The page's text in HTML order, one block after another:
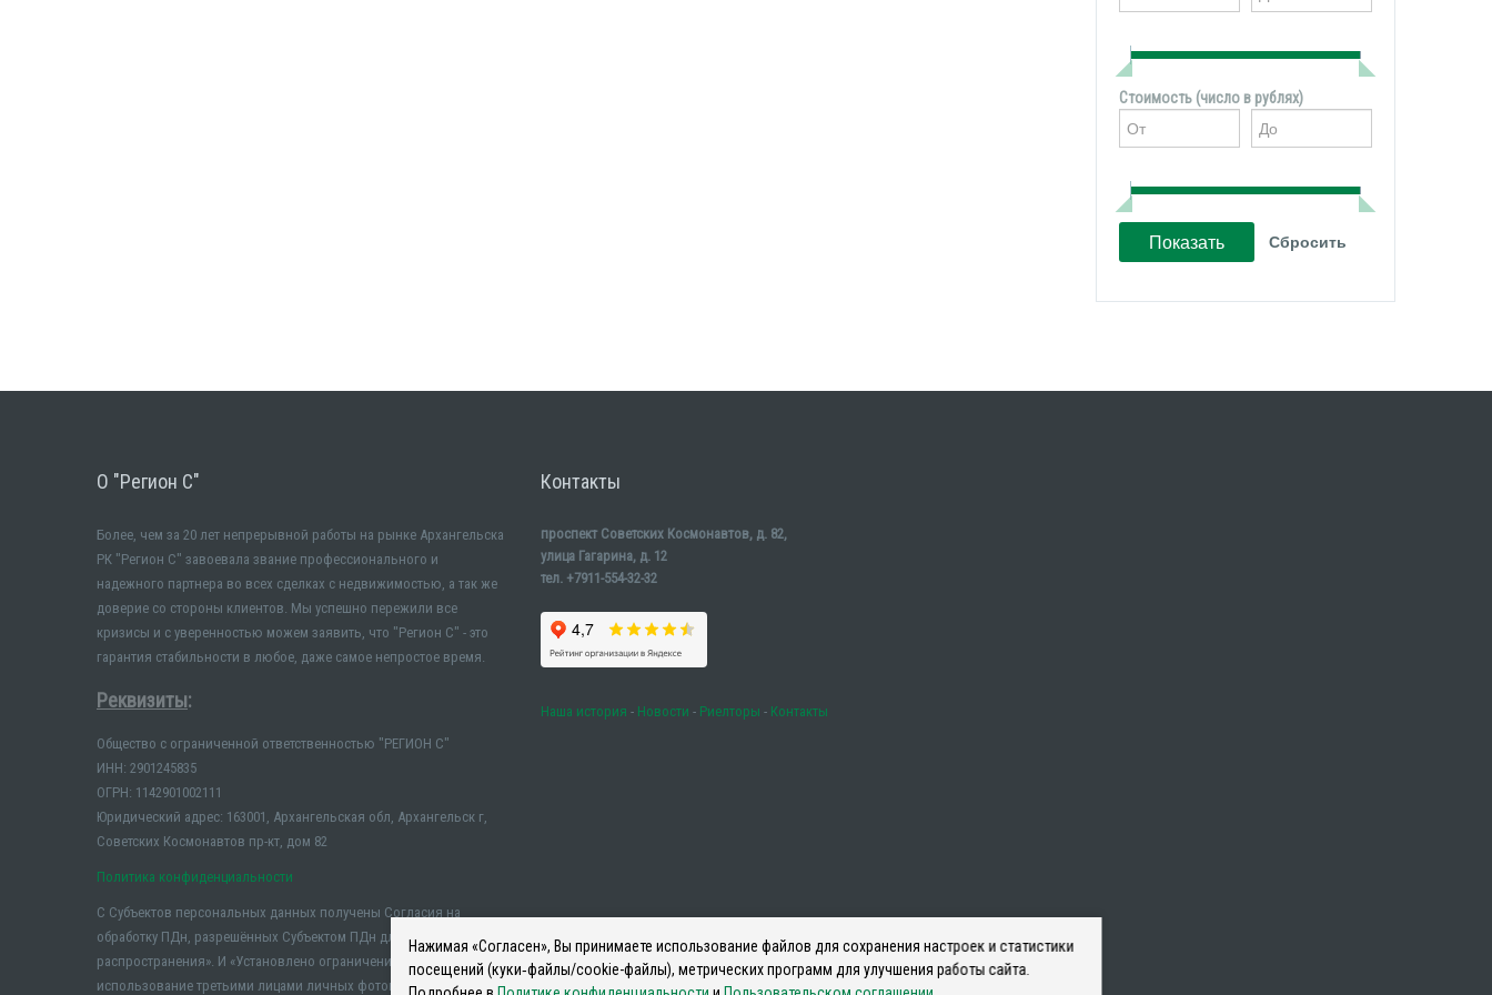
Стоимость (число в рублях)
О "Регион С"
Более, чем за 20 лет непрерывной работы на рынке Архангельска
РК "Регион С" завоевала звание профессионального и
надежного партнера во всех сделках с недвижимостью, а так же
доверие со стороны клиентов. Мы успешно пережили все
кризисы и с уверенностью можем заявить, что "Регион С" - это
гарантия стабильности в любое, даже самое непростое время.
Реквизиты:
Общество с ограниченной ответственностью "РЕГИОН С"
ИНН: 2901245835
ОГРН: 1142901002111
Юридический адрес: 163001, Архангельская обл, Архангельск г,
Советских Космонавтов пр-кт, дом 82
Политика конфиденциальности
С Субъектов персональных данных получены Согласия на
обработку ПДн, разрешённых Субъектом ПДн для
распространения». И «Установлено ограничение на
использование третьими лицами личных фотографий и иных
Контакты
проспект Советских Космонавтов, д. 82,
улица Гагарина, д. 12
тел. +7911-554-32-32
Наша история - Новости - Риелторы - Контакты
Нажимая «Согласен», Вы принимаете использование файлов для сохранения настроек и статистики
посещений (куки‑файлы/cookie-файлы), метрических программ для улучшения работы сайта.